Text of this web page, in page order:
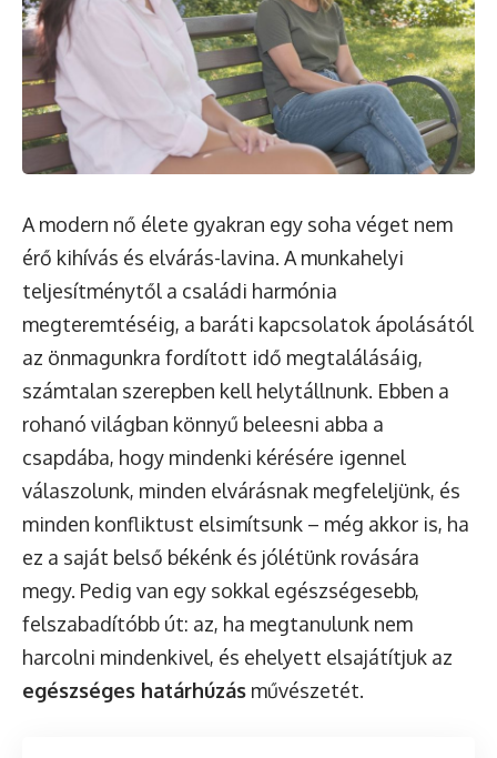
A modern nő élete gyakran egy soha véget nem
érő kihívás és elvárás-lavina. A munkahelyi
teljesítménytől a családi harmónia
megteremtéséig, a baráti kapcsolatok ápolásától
az önmagunkra fordított idő megtalálásáig,
számtalan szerepben kell helytállnunk. Ebben a
rohanó világban könnyű beleesni abba a
csapdába, hogy mindenki kérésére igennel
válaszolunk, minden elvárásnak megfeleljünk, és
minden konfliktust elsimítsunk – még akkor is, ha
ez a saját belső békénk és jólétünk rovására
megy. Pedig van egy sokkal egészségesebb,
felszabadítóbb út: az, ha megtanulunk nem
harcolni mindenkivel, és ehelyett elsajátítjuk az
egészséges határhúzás művészetét.